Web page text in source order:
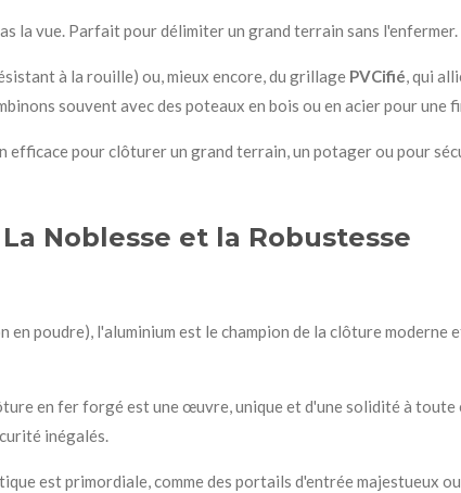
la vue. Parfait pour délimiter un grand terrain sans l'enfermer.
à la rouille) ou, mieux encore, du grillage PVCifié, qui
souvent avec des poteaux en bois ou en acier pour une
pour clôturer un grand terrain, un potager ou pour
Noblesse et la Robustesse
poudre), l'aluminium est le champion de la clôture moderne
en fer forgé est une œuvre, unique et d'une solidité à toute
inégalés.
est primordiale, comme des portails d'entrée majestueux